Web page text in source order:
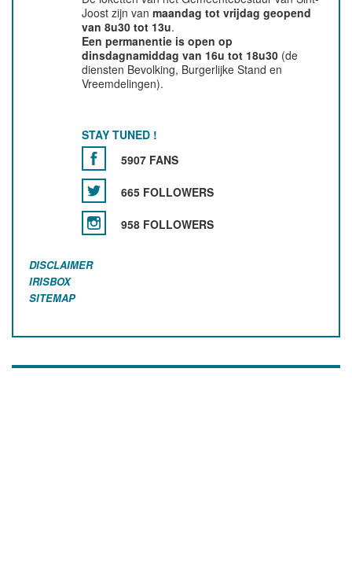
Joost zijn vanmaandag tot vrijdag geopend
van 8u30 tot 13u.
Een permanentie is open op
dinsdagnamiddag van 16u tot 18u30 (de
diensten Bevolking, Burgerlijke Stand en
Vreemdelingen).
STAY TUNED !
5907 FANS
665 FOLLOWERS
958 FOLLOWERS
DISCLAIMER
IRISBOX
SITEMAP